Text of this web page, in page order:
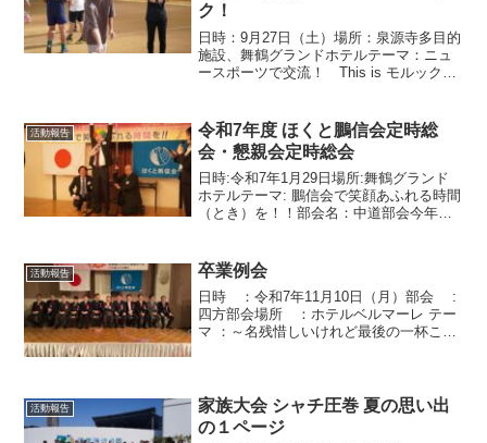
ク！
日時：9月27日（土）場所：泉源寺多目的
施設、舞鶴グランドホテルテーマ：ニュ
ースポーツで交流！ This is モルック！
会との交流事業としてモルック大会を行
いまし...
活動報告
令和7年度 ほくと鵬信会定時総
会・懇親会定時総会
日時:令和7年1月29日場所:舞鶴グランド
ホテルテーマ: 鵬信会で笑顔あふれる時間
（とき）を！！部会名：中道部会今年度
ご来賓の皆様にはご多忙の中ご臨席を賜
り、厚く御礼を...
活動報告 卒業例会
日時 ：令和7年11月10日（月）部会 :
四方部会場所 ：ホテルベルマーレ テー
マ ：～名残惜しいけれど最後の一杯これ
られる中、...
活動報告
家族大会 シャチ圧巻 夏の思い出
の１ページ